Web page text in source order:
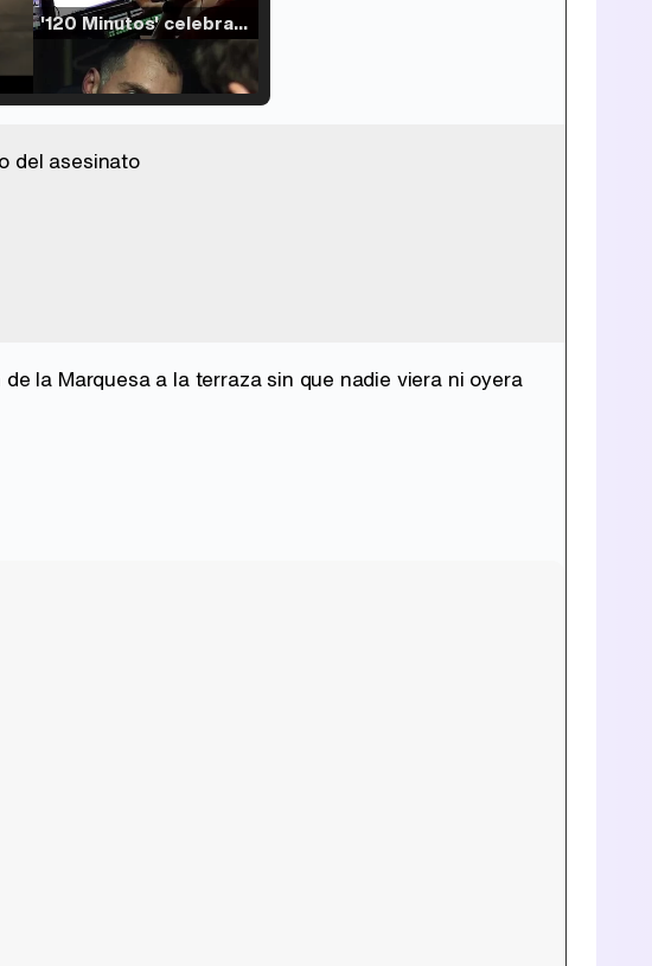
'120 Minutos' celebra sus 2.000 programas en Telemadrid con un vídeo del día a día en la redacción
del asesinato
la Marquesa a la terraza sin que nadie viera ni oyera